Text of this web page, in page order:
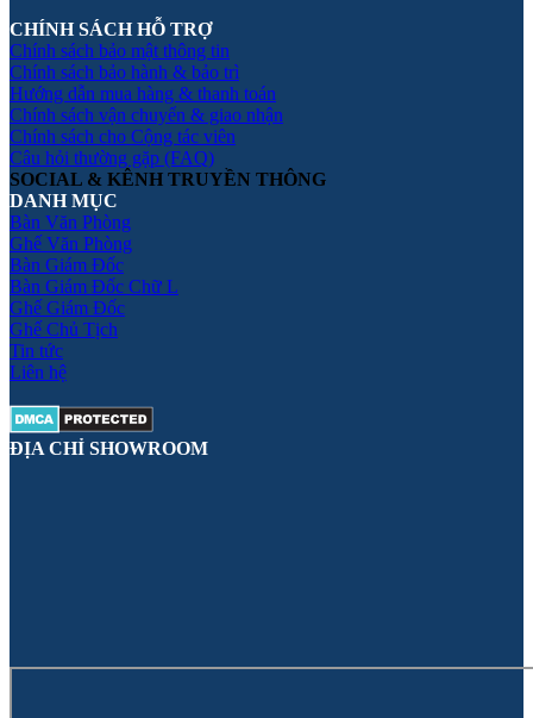
CHÍNH SÁCH HỖ TRỢ
Chính sách bảo mật thông tin
Chính sách bảo hành & bảo trì
Hướng dẫn mua hàng & thanh toán
Chính sách vận chuyển & giao nhận
Chính sách cho Cộng tác viên
Câu hỏi thường gặp (FAQ)
SOCIAL & KÊNH TRUYỀN THÔNG
DANH MỤC
Bàn Văn Phòng
Ghế Văn Phòng
Bàn Giám Đốc
Bàn Giám Đốc Chữ L
Ghế Giám Đốc
Ghế Chủ Tịch
Tin tức
Liên hệ
ĐỊA CHỈ SHOWROOM